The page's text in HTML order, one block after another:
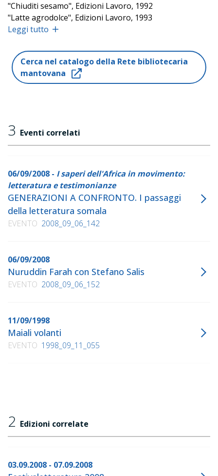
"Chiuditi sesamo", Edizioni Lavoro, 1992
"Latte agrodolce", Edizioni Lavoro, 1993
"Sardine", Edizioni Lavoro, 1996
"Segreti", Frassinelli, 2002
"Rifugiati. Voci della diaspora somala", Meltemi, 2003
"Mappe", Frassinelli, 2003
Leggi tutto
Cerca nel catalogo della Rete bibliotecaria
mantovana
3 Eventi correlati
06/09/2008 - I saperi dell'Africa in movimento:
letteratura e testimonianze
GENERAZIONI A CONFRONTO. I passaggi
della letteratura somala
EVENTO 2008_09_06_142
06/09/2008
Nuruddin Farah con Stefano Salis
EVENTO 2008_09_06_152
11/09/1998
Maiali volanti
EVENTO 1998_09_11_055
2 Edizioni correlate
03.09.2008 - 07.09.2008